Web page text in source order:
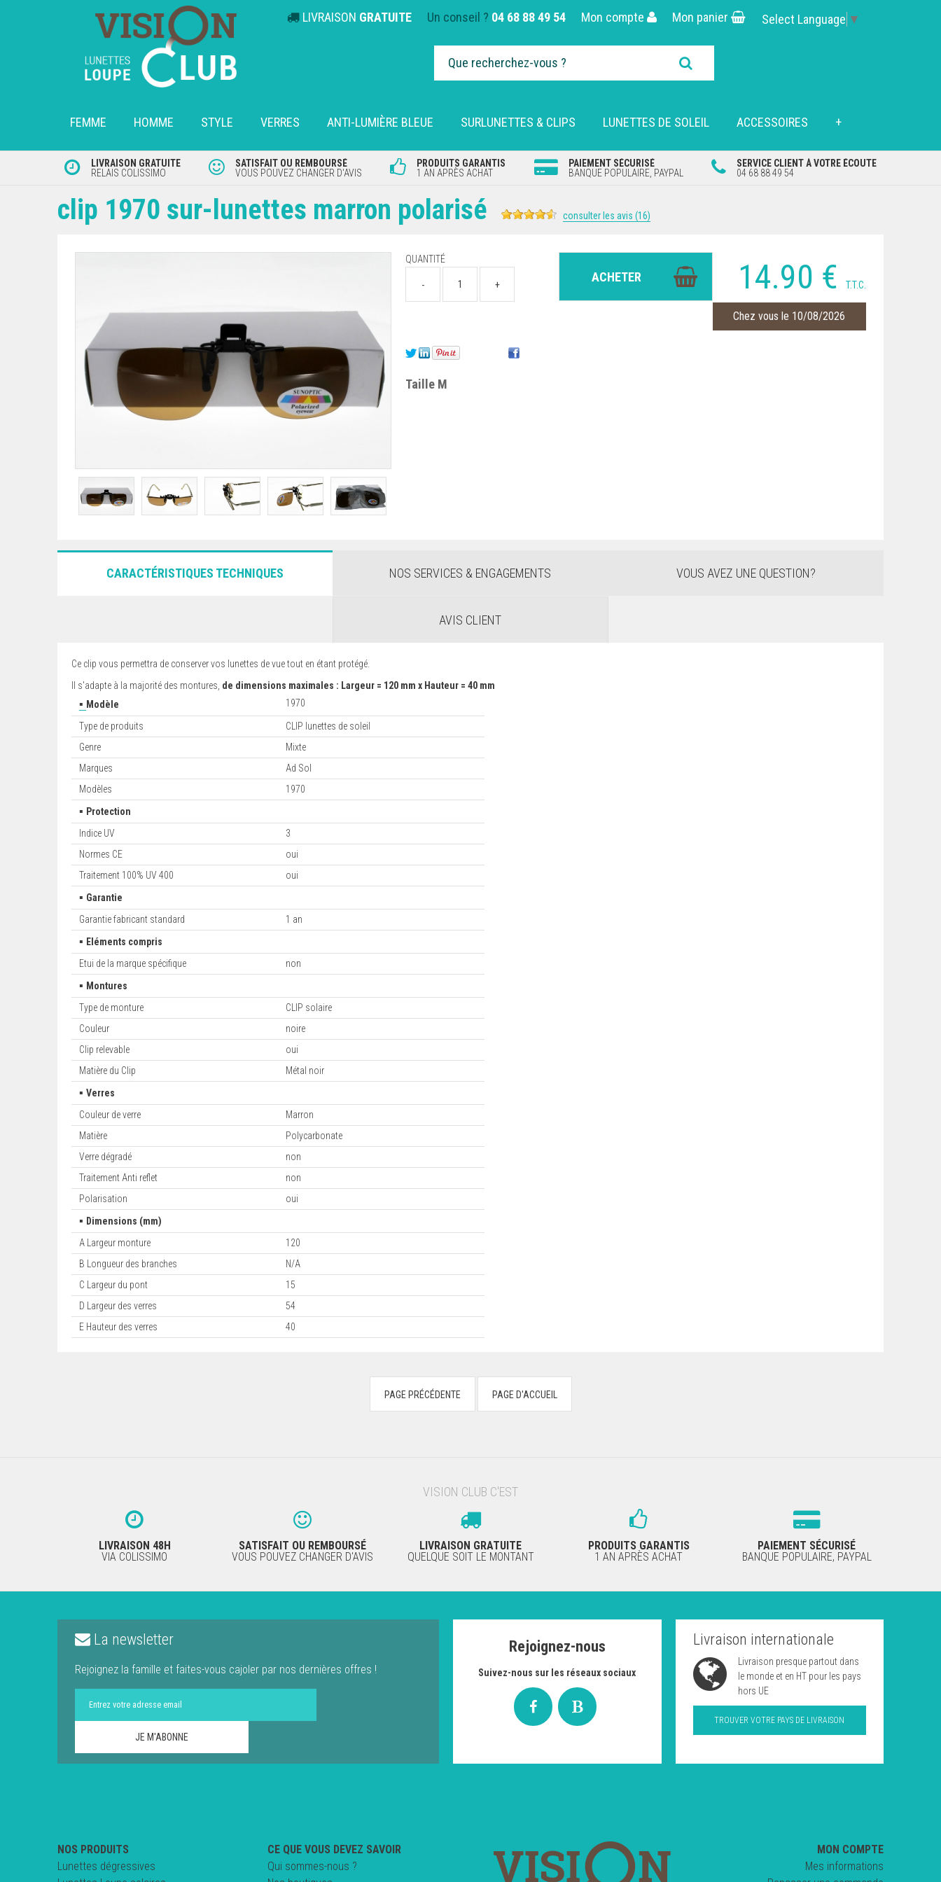
LIVRAISON GRATUITE Un conseil ? 04 68 88 49 54 Mon compte Mon panier Select Language ▼
FEMME HOMME STYLE VERRES ANTI-LUMIÈRE BLEUE SURLUNETTES & CLIPS LUNETTES DE SOLEIL ACCESSOIRES +
LIVRAISON GRATUITE
RELAIS COLISSIMO
SATISFAIT OU REMBOURSÉ
VOUS POUVEZ CHANGER D'AVIS
PRODUITS GARANTIS
1 AN APRÈS ACHAT
PAIEMENT SÉCURISÉ
BANQUE POPULAIRE, PAYPAL
SERVICE CLIENT À VOTRE ÉCOUTE
04 68 88 49 54
clip 1970 sur-lunettes marron polarisé consulter les avis (16)
14.90 € T.T.C.
Chez vous le 10/08/2026
QUANTITÉ
Taille M
CARACTÉRISTIQUES TECHNIQUES NOS SERVICES & ENGAGEMENTS VOUS AVEZ UNE QUESTION?
AVIS CLIENT
Ce clip vous permettra de conserver vos lunettes de vue tout en étant protégé.
Il s'adapte à la majorité des montures, de dimensions maximales : Largeur = 120 mm x Hauteur = 40 mm
▪ Modèle 1970
Type de produits
CLIP lunettes de soleil
Genre
Mixte
Marques
Ad Sol
Modèles
1970
▪ Protection
Indice UV
3
Normes CE
oui
Traitement 100% UV 400
oui
▪ Garantie
Garantie fabricant standard
1 an
▪ Eléments compris
Etui de la marque spécifique
non
▪ Montures
Type de monture
CLIP solaire
Couleur
noire
Clip relevable
oui
Matière du Clip
Métal noir
▪Verres
Couleur de verre
Marron
Matière
Polycarbonate
Verre dégradé
non
Traitement Anti reflet
non
Polarisation
oui
▪ Dimensions (mm)
A Largeur monture
120
B Longueur des branches
N/A
C Largeur du pont
15
D Largeur des verres
54
E Hauteur des verres
40
VISION CLUB C'EST
LIVRAISON 48H
VIA COLISSIMO
SATISFAIT OU REMBOURSÉ
VOUS POUVEZ CHANGER D'AVIS
LIVRAISON GRATUITE
QUELQUE SOIT LE MONTANT
PRODUITS GARANTIS
1 AN APRÈS ACHAT
PAIEMENT SÉCURISÉ
BANQUE POPULAIRE, PAYPAL
La newsletter
Rejoignez la famille et faites-vous cajoler par nos dernières offres !
Rejoignez-nous
Suivez-nous sur les réseaux sociaux
Livraison internationale
Livraison presque partout dans
le monde et en HT pour les pays
hors UE
TROUVER VOTRE PAYS DE LIVRAISON
NOS PRODUITS
Lunettes dégressives
CE QUE VOUS DEVEZ SAVOIR
Qui sommes-nous ?
MON COMPTE
Mes informations